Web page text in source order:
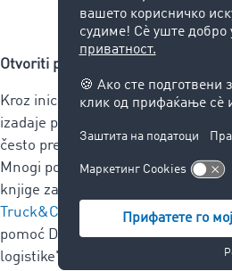
Otvoriti perspektive za posao u
Kroz inicijativu IT-preduzeća
izadaje potvrde o učešću ili
često prednost prilikom potrage
Mnogi poslovdavci traže već
knjige za učenje špediterskog
Truck&Cargo
. Da se treba
pomoć Deutschen Speditions-
logistike" se obraća budućim